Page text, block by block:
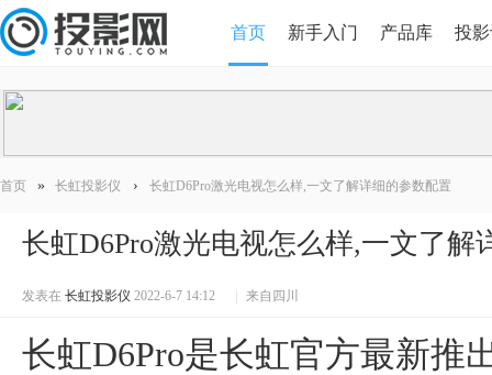
首页 新手入门 产品库 投
HDMI版本对比
首页 » 长虹投影仪 › 长虹D6Pro激光电视怎么样,一文了解详细的参数配置
长虹D6Pro激光电视怎么样,一文了解
发表在 长虹投影仪 2022-6-7 14:12 来自四川
长虹D6Pro是长虹官方最新推